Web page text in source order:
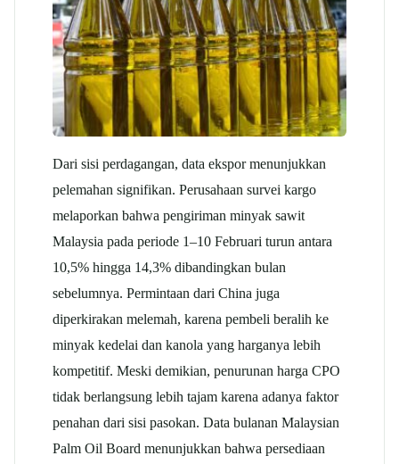
Dari sisi perdagangan, data ekspor menunjukkan
pelemahan signifikan. Perusahaan survei kargo
melaporkan bahwa pengiriman minyak sawit
Malaysia pada periode 1–10 Februari turun antara
10,5% hingga 14,3% dibandingkan bulan
sebelumnya. Permintaan dari China juga
diperkirakan melemah, karena pembeli beralih ke
minyak kedelai dan kanola yang harganya lebih
kompetitif. Meski demikian, penurunan harga CPO
tidak berlangsung lebih tajam karena adanya faktor
penahan dari sisi pasokan. Data bulanan Malaysian
Palm Oil Board menunjukkan bahwa persediaan